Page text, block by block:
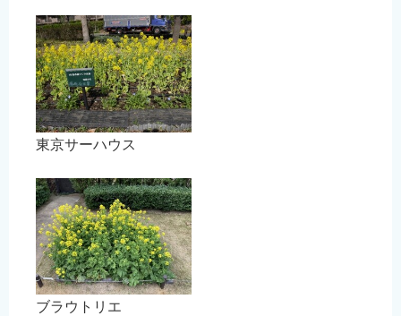
東京サーハウス
ブラウトリエ